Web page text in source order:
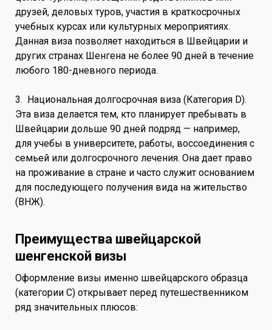
друзей, деловых туров, участия в краткосрочных
учебных курсах или культурных мероприятиях.
Данная виза позволяет находиться в Швейцарии и
других странах Шенгена не более 90 дней в течение
любого 180-дневного периода.
3. Национальная долгосрочная виза (Категория D).
Эта виза делается тем, кто планирует пребывать в
Швейцарии дольше 90 дней подряд — например,
для учебы в университете, работы, воссоединения с
семьей или долгосрочного лечения. Она дает право
на проживание в стране и часто служит основанием
для последующего получения вида на жительство
(ВНЖ).
Преимущества швейцарской
шенгенской визы
Оформление визы именно швейцарского образца
(категории C) открывает перед путешественником
ряд значительных плюсов: